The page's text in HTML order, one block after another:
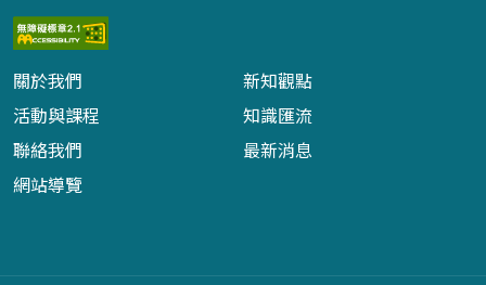
關於我們
新知觀點
活動與課程
知識匯流
聯絡我們
最新消息
網站導覽